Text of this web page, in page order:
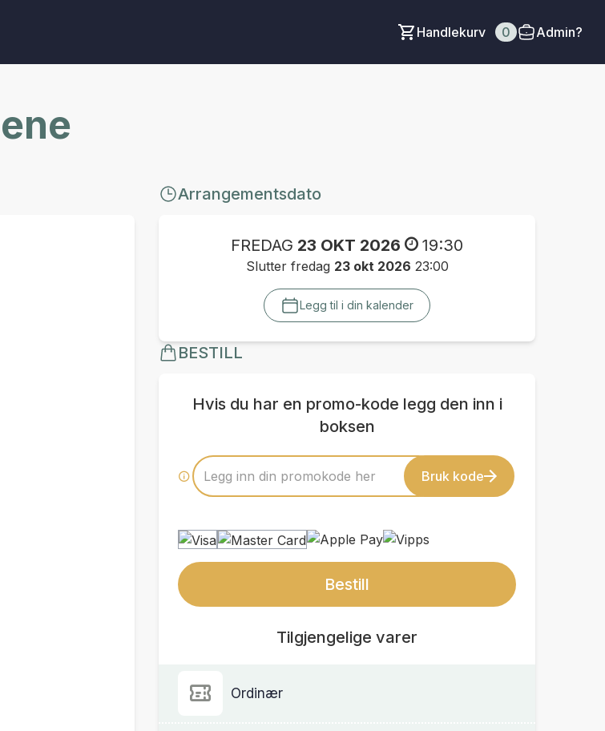
Handlekurv 0 Admin?
Arrangementsdato
FREDAG 23 OKT 2026 19:30
Slutter fredag 23 okt 2026 23:00
Legg til i din kalender
BESTILL
Hvis du har en promo-kode legg den inn i
boksen
Bruk kode
Bestill
Tilgjengelige varer
Ordinær